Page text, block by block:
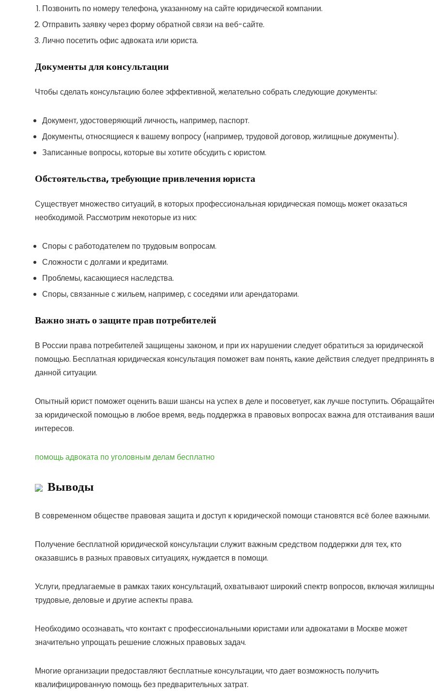
Позвонить по номеру телефона, указанному на сайте юридической компании.
Отправить заявку через форму обратной связи на веб-сайте.
Лично посетить офис адвоката или юриста.
Документы для консультации
Чтобы сделать консультацию более эффективной, желательно собрать следующие документы:
Документ, удостоверяющий личность, например, паспорт.
Документы, относящиеся к вашему вопросу (например, трудовой договор, жилищные документы).
Записанные вопросы, которые вы хотите обсудить с юристом.
Обстоятельства, требующие привлечения юриста
Существует множество ситуаций, в которых профессиональная юридическая помощь может оказаться
необходимой. Рассмотрим некоторые из них:
Споры с работодателем по трудовым вопросам.
Сложности с долгами и кредитами.
Проблемы, касающиеся наследства.
Споры, связанные с жильем, например, с соседями или арендаторами.
Важно знать о защите прав потребителей
В России права потребителей защищены законом, и при их нарушении следует обратиться за юридической
помощью. Бесплатная юридическая консультация поможет вам понять, какие действия следует предпринять в
данной ситуации.
Опытный юрист поможет оценить ваши шансы на успех в деле и посоветует, как лучше поступить.
за юридической помощью в любое время, ведь поддержка в правовых вопросах важна для отстаивания
интересов.
помощь адвоката по уголовным делам бесплатно
Выводы
В современном обществе правовая защита и доступ к юридической помощи становятся всё более важными.
Получение бесплатной юридической консультации служит важным средством поддержки для тех, кто
оказавшись в разных правовых ситуациях, нуждается в помощи.
Услуги, предлагаемые в рамках таких консультаций, охватывают широкий спектр вопросов, включая
трудовые, деловые и другие аспекты права.
Необходимо осознавать, что контакт с профессиональными юристами или адвокатами в Москве может
значительно упрощать решение сложных правовых задач.
Многие организации предоставляют бесплатные консультации, что дает возможность получить
квалифицированную помощь без предварительных затрат.